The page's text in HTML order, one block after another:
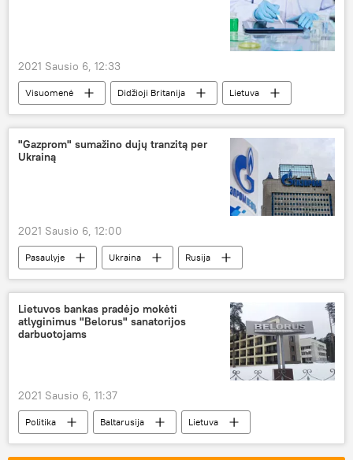
2021 Sausio 6, 12:33
Visuomenė Didžioji Britanija
Lietuva
lietuviai
užsienio lietuviai
Brexit
Valstybinė ligonių kasa (VLK)
"Gazprom" sumažino dujų tranzitą per
Ukrainą
2021 Sausio 6, 12:00
Pasaulyje Ukraina
Rusija
Gazprom
dujos
Lietuvos bankas pradėjo mokėti
atlyginimus "Belorus" sanatorijos
darbuotojams
2021 Sausio 6, 11:37
Politika Baltarusija
Lietuva
Situacija aplink "Belorus" sanatoriją Druskininkuose